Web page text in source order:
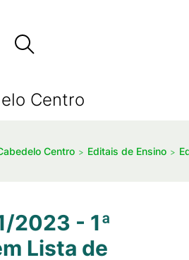
Centro
Centro Editais de Ensino
2023 - 1ª
Lista de